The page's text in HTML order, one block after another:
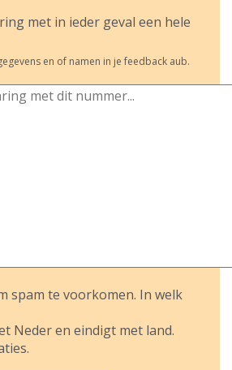
met in ieder geval een hele
en of namen in je feedback aub.
spam te voorkomen. In welk
Neder en eindigt met land.